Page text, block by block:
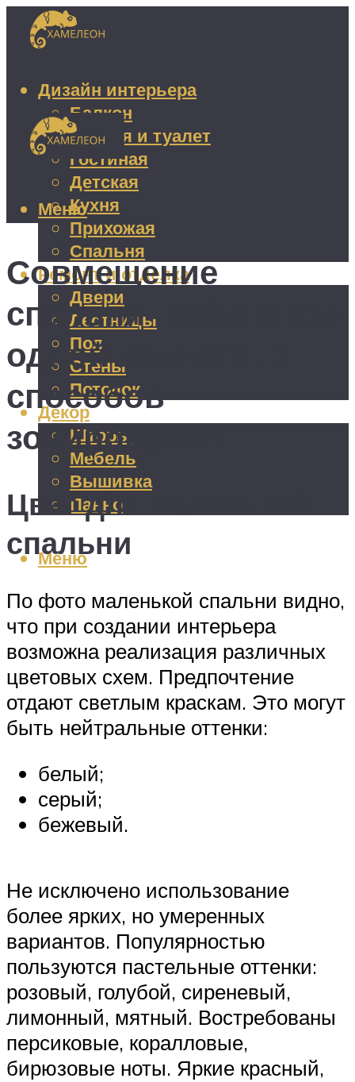
Дизайн интерьера
Балкон
Ванная и туалет
Гостиная
Детская
Кухня
Прихожая
Спальня
Ремонт и отделка
Двери
Лестницы
Пол
Стены
Потолок
Декор
Шторы
Мебель
Вышивка
Панно
Меню
Меню
Совмещение
спальни-кабинета в
одной комнате: 6
способов
зонирования
Цвет для маленькой
спальни
По фото маленькой спальни видно,
что при создании интерьера
возможна реализация различных
цветовых схем. Предпочтение
отдают светлым краскам. Это могут
быть нейтральные оттенки:
белый;
серый;
бежевый.
Не исключено использование
более ярких, но умеренных
вариантов. Популярностью
пользуются пастельные оттенки:
розовый, голубой, сиреневый,
лимонный, мятный. Востребованы
персиковые, коралловые,
бирюзовые ноты. Яркие красный,